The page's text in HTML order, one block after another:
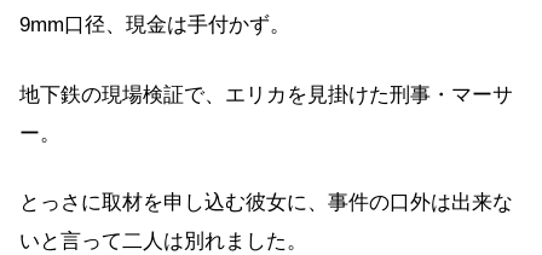
9mm口径、現金は手付かず。
地下鉄の現場検証で、エリカを見掛けた刑事・マーサ
ー。
とっさに取材を申し込む彼女に、事件の口外は出来な
いと言って二人は別れました。